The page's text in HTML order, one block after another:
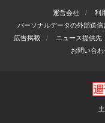
運営会社 利
パーソナルデータの外部送信
広告掲載
ニュース提供先
お問い合わ